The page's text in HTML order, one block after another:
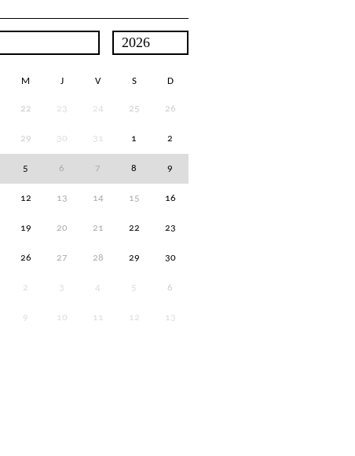
M J V S D
22 23 24 25 26
29 30 31 1 2
5 6 7 8 9
12 13 14 15 16
19 20 21 22 23
26 27 28 29 30
2 3 4 5 6
9 10 11 12 13